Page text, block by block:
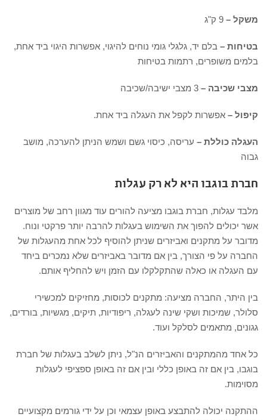
משקל –
בטיחות – בלם יד, גלגלי גומי נוחים להיגוי, אפשרות היגוי ביד אחת,
בלמים משופרים, רתמות בטיחות
מצבי שכיבה –
קיפול – אפשרות לקפל את העגלה ביד אחת.
העגלה כוללת – עריסה, כיסוי גשם ושמש הניתן להערכה, מושב
גבוה
חברת בוגבו היא לא רק עגלות
מלבד עגלות, חברת בוגבו מציעה להורים עוד מגוון רחב של מוצרים
אשר יכולים להפוך את השימוש בעגלות להרבה יותר פרקטי ונוח.
מדובר על מתקנים ואביזרים שניתן להוסיף לכל אחת מהעגלות של
החברה על פי הצורך, בין אם מדובר באביזרים שלא נמכרים ביחד
עם העגלה או כאלה שהתקלקלו עם הזמן ויש להחליף אותם.
בין היתר, החברה מציעה: מתקנים לכוסות, מחזיקים למכשירי
סלולר, שמיכות ושקי שינה לעגלה, ריפודיות, תיקים, מגשיות, בורדים,
גגונים, מתאמים לסלקל ועוד.
כל אחד מהמתקנים והאביזרים הנ"ל, ניתן לשלב בעגלות של חברת
בוגבו, בין אם זה באופן כללי ובין אם זה באופן ספציפי לעגלות
מסוימות.
ההתקנה יכולה להתבצע באופן עצמאי וכן על ידי גורמים מקצועיים